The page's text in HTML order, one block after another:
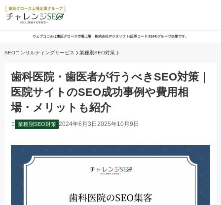
ウェブココルは東証グロース市場上場・株式会社デジタリフト(証券コード:9244)グループ企業です。
SEOコンサルティングサービス 業種別SEO対策
歯科医院・歯医者が行うべきSEO対策｜
医院サイトのSEO成功事例や費用相
場・メリットも紹介
業種別SEO対策 2024年6月3日2025年10月9日